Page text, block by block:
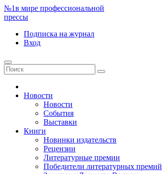
№1в мире профессиональной
прессы
Подписка на журнал
Вход
Новости
Новости
События
Выставки
Книги
Новинки издательств
Рецензии
Литературные премии
Победители литературных премий